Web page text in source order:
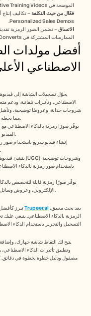
الموضحة في Interactive Training Videos.
فعّال من حيث التكلفة
Personalized Sales Demos.
الاتساق
الممارسات المشتركة في How to Make a Product Demo Video That Converts.
الاصطناعي
مما يجعله متعدد الاستخدامات للتواصل مع العملاء وللاتصالات الداخلية.
الفيديو التسويقية، والاتصالات الداخلية، وإنشاء المحتوى الاحترافي.
ومناسب للتفاعل عبر وسائل التواصل الاجتماعي والحملات.
الإلكتروني، وعروض وسائل التواصل الاجتماعي الترويجية مع تخصيص الصوت والخلفية.
بعد بحث معمق، Trupeer.ai
التسجيل والتحرير باستخدام الذكاء